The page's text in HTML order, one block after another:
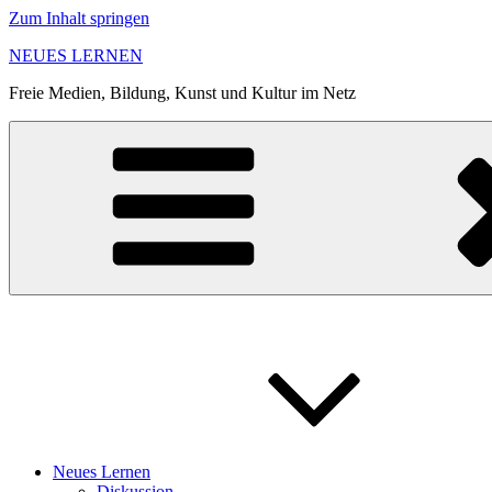
Zum Inhalt springen
NEUES LERNEN
Freie Medien, Bildung, Kunst und Kultur im Netz
Neues Lernen